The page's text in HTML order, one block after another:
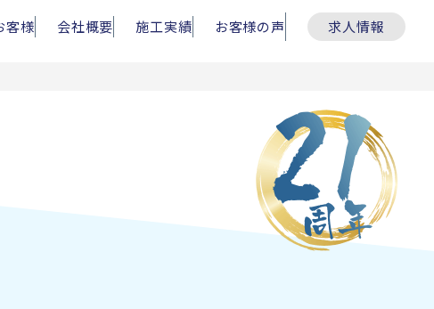
客様 会社概要 施工実績 お客様の声 求人情報